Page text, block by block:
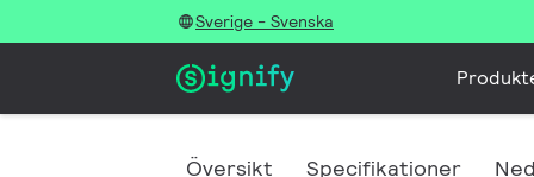
Sverige - Svenska
Översikt Specifikationer